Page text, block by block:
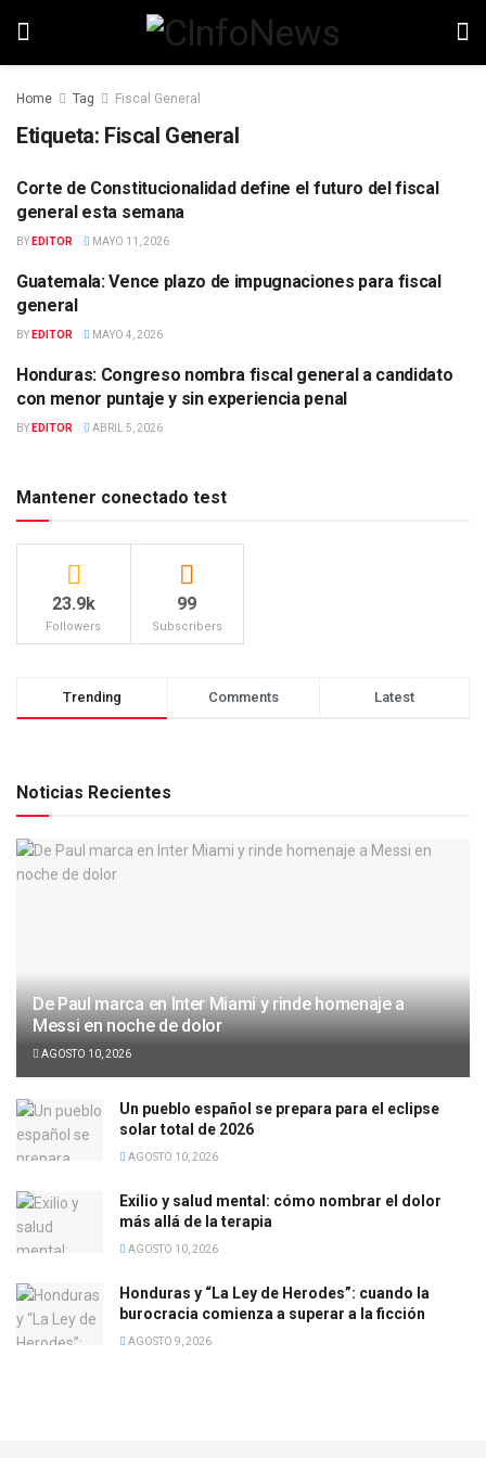
Home Tag Fiscal General
Etiqueta: Fiscal General
POLITICA
Corte de Constitucionalidad define el futuro del fiscal
general esta semana
BY EDITOR MAYO 11, 2026
POLITICA
Guatemala: Vence plazo de impugnaciones para fiscal
general
BY EDITOR MAYO 4, 2026
POLITICA
Honduras: Congreso nombra fiscal general a candidato
con menor puntaje y sin experiencia penal
BY EDITOR ABRIL 5, 2026
Mantener conectado test
23.9k
Followers
99
Subscribers
Trending Comments Latest
Noticias Recientes
De Paul marca en Inter Miami y rinde homenaje a
Messi en noche de dolor
AGOSTO 10, 2026
Un pueblo español se prepara para el eclipse
solar total de 2026
AGOSTO 10, 2026
Exilio y salud mental: cómo nombrar el dolor
más allá de la terapia
AGOSTO 10, 2026
Honduras y “La Ley de Herodes”: cuando la
burocracia comienza a superar a la ficción
AGOSTO 9, 2026